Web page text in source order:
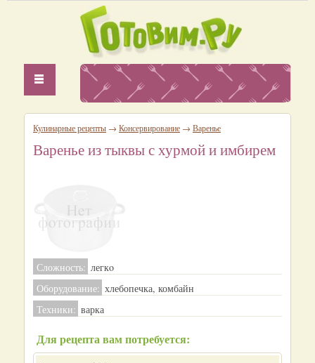
Кулинарные рецепты → Консервирование → Варенье
Варенье из тыквы с хурмой и имбирем
Сложность: легкo
Оборудование: хлебопечка, комбайн
Техники: варка
Для рецепта вам потребуется: